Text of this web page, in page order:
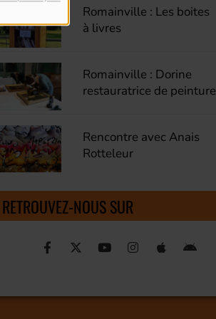
Romainville : Les boites
à livres
Romainville : Dorine
restauratrice de peinture
Rencontre avec Anais
Rotteleur
RETROUVEZ-NOUS SUR